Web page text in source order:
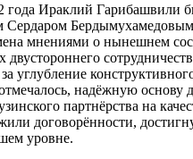
года Ираклий Гарибашвили
Сердаром
мнениями о нынешнем
двустороннего
углубление
надёжную основу
партнёрства на
договорённости,
уровне.